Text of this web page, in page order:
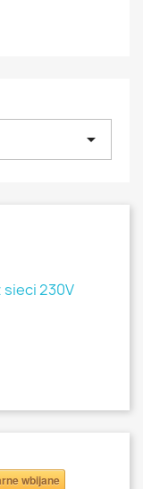
arrow_drop_down
230V
wbijane